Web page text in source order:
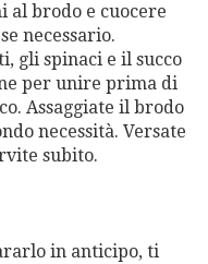
al brodo e cuocere
necessario.
gli spinaci e il succo
per unire prima di
Assaggiate il brodo
necessità. Versate
subito.
in anticipo, ti